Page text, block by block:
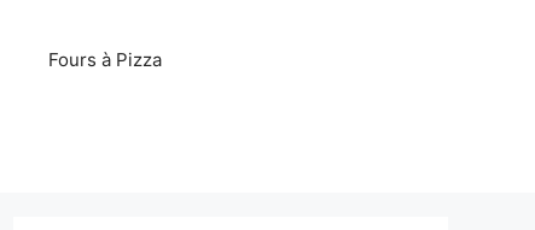
Fours à Pizza